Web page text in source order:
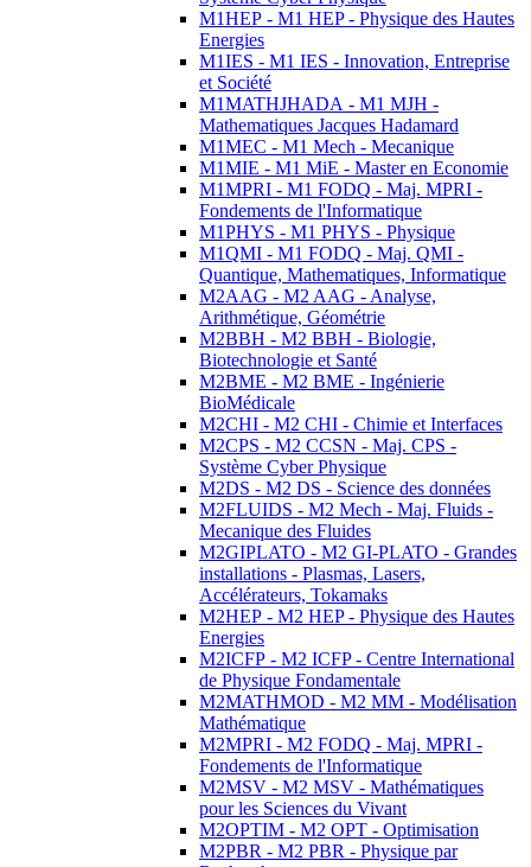
M1HEP - M1 HEP - Physique des Hautes
Energies
M1IES - M1 IES - Innovation, Entreprise
et Société
M1MATHJHADA - M1 MJH -
Mathematiques Jacques Hadamard
M1MEC - M1 Mech - Mecanique
M1MIE - M1 MiE - Master en Economie
M1MPRI - M1 FODQ - Maj. MPRI -
Fondements de l'Informatique
M1PHYS - M1 PHYS - Physique
M1QMI - M1 FODQ - Maj. QMI -
Quantique, Mathematiques, Informatique
M2AAG - M2 AAG - Analyse,
Arithmétique, Géométrie
M2BBH - M2 BBH - Biologie,
Biotechnologie et Santé
M2BME - M2 BME - Ingénierie
BioMédicale
M2CHI - M2 CHI - Chimie et Interfaces
M2CPS - M2 CCSN - Maj. CPS -
Système Cyber Physique
M2DS - M2 DS - Science des données
M2FLUIDS - M2 Mech - Maj. Fluids -
Mecanique des Fluides
M2GIPLATO - M2 GI-PLATO - Grandes
installations - Plasmas, Lasers,
Accélérateurs, Tokamaks
M2HEP - M2 HEP - Physique des Hautes
Energies
M2ICFP - M2 ICFP - Centre International
de Physique Fondamentale
M2MATHMOD - M2 MM - Modélisation
Mathématique
M2MPRI - M2 FODQ - Maj. MPRI -
Fondements de l'Informatique
M2MSV - M2 MSV - Mathématiques
pour les Sciences du Vivant
M2OPTIM - M2 OPT - Optimisation
M2PBR - M2 PBR - Physique par